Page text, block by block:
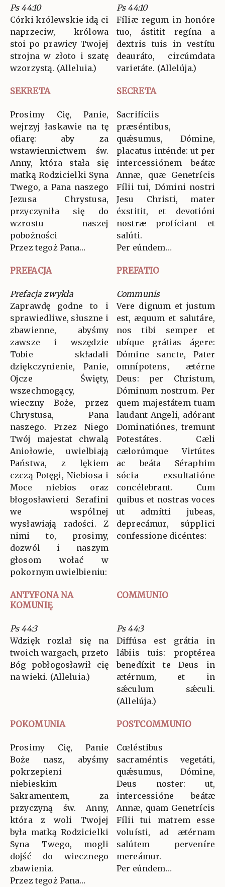
Ps 44:10
Córki królewskie idą ci
naprzeciw, królowa
stoi po prawicy Twojej
strojna w złoto i szatę
wzorzystą. (Alleluia.)
Ps 44:10
Fíliæ regum in honóre
tuo, ástitit regína a
dextris tuis in vestítu
deauráto, circúmdata
varietáte. (Allelúja.)
SEKRETA SECRETA
Prosimy Cię, Panie,
wejrzyj łaskawie na tę
ofiarę: aby za
wstawiennictwem św.
Anny, która stała się
matką Rodzicielki Syna
Twego, a Pana naszego
Jezusa Chrystusa,
przyczyniła się do
wzrostu naszej
pobożności
Przez tegoż Pana…
Sacrifíciis
præséntibus,
quǽsumus, Dómine,
placatus inténde: ut per
intercessiónem beátæ
Annæ, quæ Genetrícis
Fílii tui, Dómini nostri
Jesu Christi, mater
éxstitit, et devotióni
nostræ profíciant et
salúti.
Per eúndem…
PREFACJA PREFATIO
Prefacja zwykła
Zaprawdę godne to i
sprawiedliwe, słuszne i
zbawienne, abyśmy
zawsze i wszędzie
Tobie składali
dziękczynienie, Panie,
Ojcze Święty,
wszechmogący,
wieczny Boże, przez
Chrystusa, Pana
naszego. Przez Niego
Twój majestat chwalą
Aniołowie, uwielbiają
Państwa, z lękiem
czczą Potęgi, Niebiosa i
Moce niebios oraz
błogosławieni Serafini
we wspólnej
wysławiają radości. Z
nimi to, prosimy,
dozwól i naszym
głosom wołać w
pokornym uwielbieniu:
Communis
Vere dignum et justum
est, æquum et salutáre,
nos tibi semper et
ubíque grátias ágere:
Dómine sancte, Pater
omnípotens, ætérne
Deus: per Christum,
Dóminum nostrum. Per
quem majestátem tuam
laudant Angeli, adórant
Dominatiónes, tremunt
Potestátes. Cæli
cælorúmque Virtútes
ac beáta Séraphim
sócia exsultatióne
concélebrant. Cum
quibus et nostras voces
ut admítti jubeas,
deprecámur, súpplici
confessione dicéntes:
ANTYFONA NA
KOMUNIĘ
COMMUNIO
Ps 44:3
Wdzięk rozlał się na
twoich wargach, przeto
Bóg pobłogosławił cię
na wieki. (Alleluia.)
Ps 44:3
Diffúsa est grátia in
lábiis tuis: proptérea
benedíxit te Deus in
ætérnum, et in
sǽculum sǽculi.
(Allelúja.)
POKOMUNIA POSTCOMMUNIO
Prosimy Cię, Panie
Boże nasz, abyśmy
pokrzepieni
niebieskim
Sakramentem, za
przyczyną św. Anny,
która z woli Twojej
była matką Rodzicielki
Syna Twego, mogli
dojść do wiecznego
zbawienia.
Przez tegoż Pana…
Cœléstibus
sacraméntis vegetáti,
quǽsumus, Dómine,
Deus noster: ut,
intercessióne beátæ
Annæ, quam Genetrícis
Fílii tui matrem esse
voluísti, ad ætérnam
salútem perveníre
mereámur.
Per eúndem…